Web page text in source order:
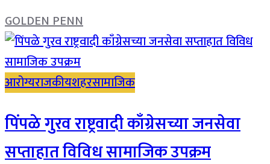
GOLDEN PENN
आरोग्यराजकीयशहरसामाजिक
पिंपळे गुरव राष्ट्रवादी काँग्रेसच्या जनसेवा
सप्ताहात विविध सामाजिक उपक्रम